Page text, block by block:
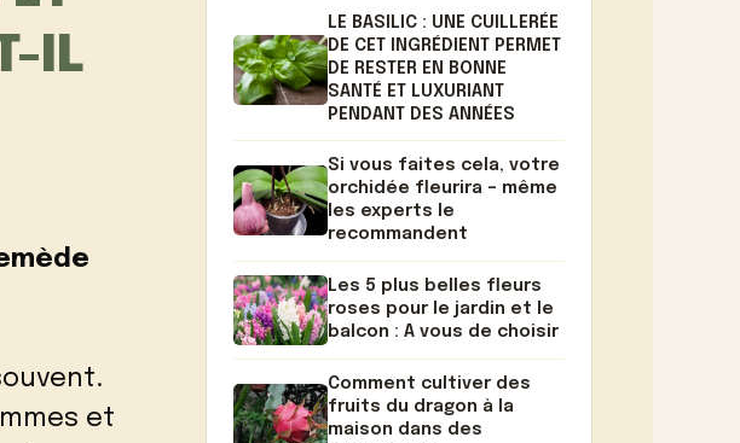
IL
et
LE BASILIC : UNE CUILLERÉE
DE CET INGRÉDIENT PERMET
DE RESTER EN BONNE
SANTÉ ET LUXURIANT
PENDANT DES ANNÉES
Si vous faites cela, votre
orchidée fleurira – même
les experts le
recommandent
Les 5 plus belles fleurs
roses pour le jardin et le
balcon : A vous de choisir
Comment cultiver des
fruits du dragon à la
maison dans des